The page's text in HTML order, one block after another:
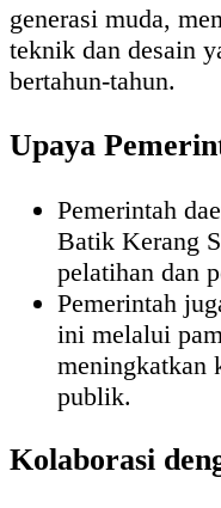
generasi muda,
teknik dan desain
bertahun-tahun.
Upaya
Pemerintah
Batik Kerang
pelatihan dan
Pemerintah
ini melalui
meningkatkan
publik.
Kolaborasi